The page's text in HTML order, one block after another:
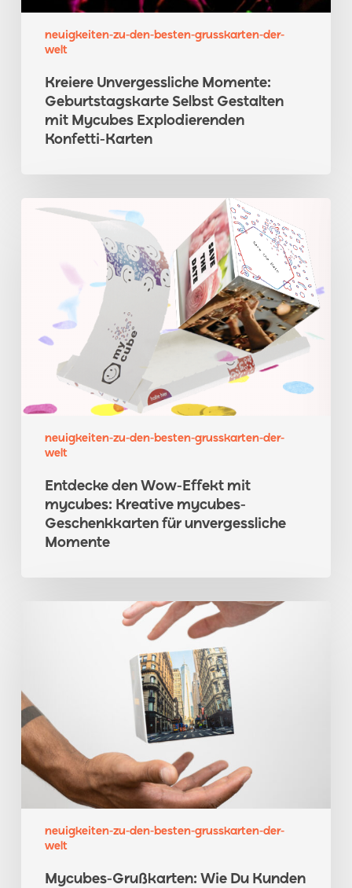
neuigkeiten-zu-den-besten-grusskarten-der-
welt
Kreiere Unvergessliche Momente:
Geburtstagskarte Selbst Gestalten
mit Mycubes Explodierenden
Konfetti-Karten
neuigkeiten-zu-den-besten-grusskarten-der-
welt
Entdecke
mycubes:
Kreative
Geschenkkarten
unvergessliche
Momente
Entdecke den Wow-Effekt mit
mycubes: Kreative mycubes-
Geschenkkarten für unvergessliche
Momente
neuigkeiten-zu-den-besten-grusskarten-der-
welt
Kunden
und
Mitarbeiter
auf
persönliche
kannst
Mycubes-Grußkarten: Wie Du Kunden